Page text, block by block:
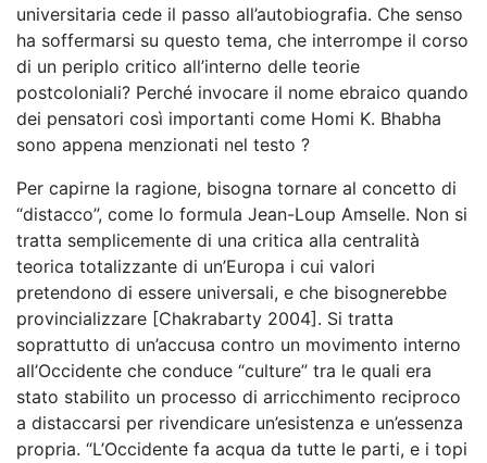
universitaria cede il passo all’autobiografia. Che senso
ha soffermarsi su questo tema, che interrompe il corso
di un periplo critico all’interno delle teorie
postcoloniali? Perché invocare il nome ebraico quando
dei pensatori così importanti come Homi K. Bhabha
sono appena menzionati nel testo ?
Per capirne la ragione, bisogna tornare al concetto di
“distacco”, come lo formula Jean-Loup Amselle. Non si
tratta semplicemente di una critica alla centralità
teorica totalizzante di un’Europa i cui valori
pretendono di essere universali, e che bisognerebbe
provincializzare [Chakrabarty 2004]. Si tratta
soprattutto di un’accusa contro un movimento interno
all’Occidente che conduce “culture” tra le quali era
stato stabilito un processo di arricchimento reciproco
a distaccarsi per rivendicare un’esistenza e un’essenza
propria. “L’Occidente fa acqua da tutte le parti, e i topi